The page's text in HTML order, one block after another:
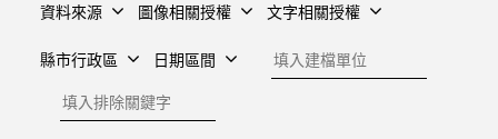
資料來源 圖像相關授權 文字相關授權
縣市行政區 日期區間
建檔單位
排除關鍵字